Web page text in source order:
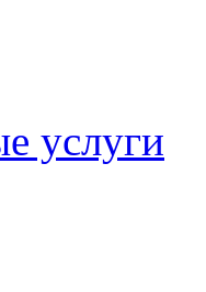
услуги